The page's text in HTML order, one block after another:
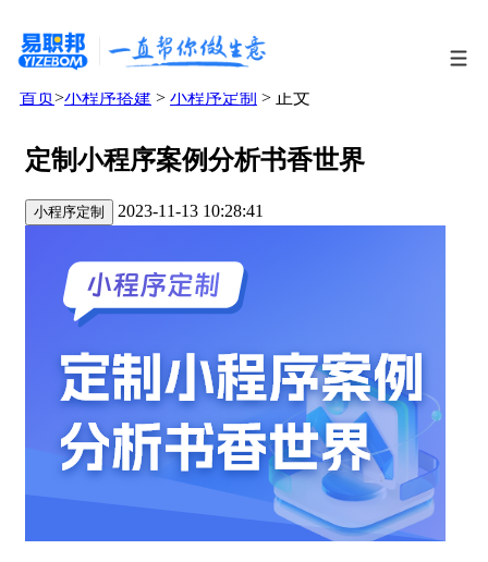
首页>小程序搭建 > 小程序定制 > 正文
定制小程序案例分析书香世界
小程序定制 2023-11-13 10:28:41